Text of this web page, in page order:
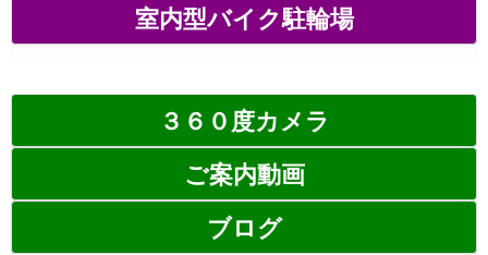
室内型バイク駐輪場
３６０度カメラ
ご案内動画
ブログ